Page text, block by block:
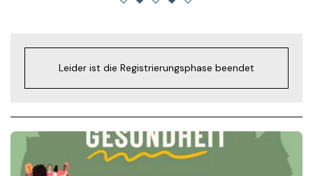
Leider ist die Registrierungsphase beendet